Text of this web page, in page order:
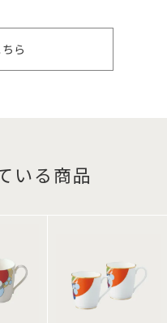
ら
いる商品